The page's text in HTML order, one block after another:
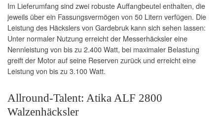
Im Lieferumfang sind zwei robuste Auffangbeutel enthalten, die
jeweils über ein Fassungsvermögen von 50 Litern verfügen. Die
Leistung des Häckslers von Gardebruk kann sich sehen lassen:
Unter normaler Nutzung erreicht der Messerhäcksler eine
Nennleistung von bis zu 2.400 Watt, bei maximaler Belastung
greift der Motor auf seine Reserven zurück und erreicht eine
Leistung von bis zu 3.100 Watt.
Allround-Talent: Atika ALF 2800
Walzenhäcksler